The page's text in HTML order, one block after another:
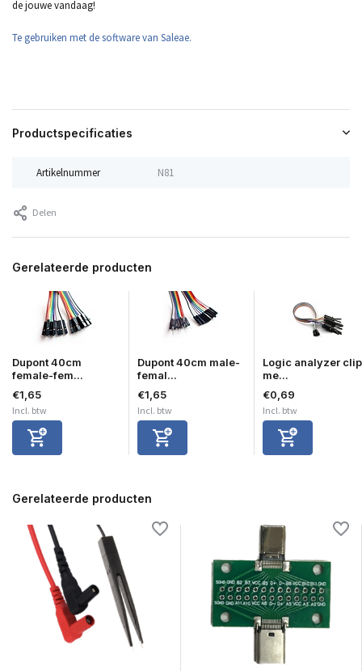
de jouwe vandaag!
Te gebruiken met de software van Saleae.
Productspecificaties
Artikelnummer N81
Delen
Gerelateerde producten
Dupont 40cm
female-fem...
€1,65
Incl. btw
Dupont 40cm male-
femal...
€1,65
Incl. btw
Logic analyzer clip
me...
€0,69
Incl. btw
Gerelateerde producten